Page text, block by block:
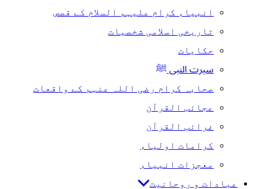
انبیاء کرام علیہم السلام کے قصص
تاریخی اسلامی شخصیات
حکایات
سیرت النبی ﷺ
صحابہ کرام رضی اللہ عنہم کے واقعات
عجائب القرآن
غرائب القرآن
کرامات اولیاء
معجزات انبیاء
عبادات و روحانیت